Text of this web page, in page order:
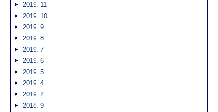
2019. 11
2019. 10
2019. 9
2019. 8
2019. 7
2019. 6
2019. 5
2019. 4
2019. 2
2018. 9